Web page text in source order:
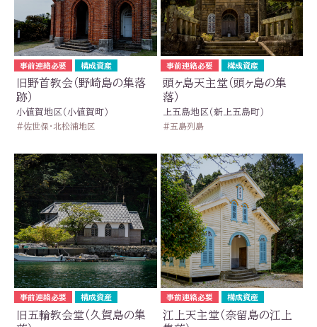
事前連絡必要 構成資産
旧野首教会（野崎島の集落
跡）
小値賀地区（小値賀町）
佐世保・北松浦地区
事前連絡必要 構成資産
頭ヶ島天主堂（頭ヶ島の集
落）
上五島地区（新上五島町）
五島列島
事前連絡必要 構成資産
旧五輪教会堂（久賀島の集
事前連絡必要 構成資産
江上天主堂（奈留島の江上